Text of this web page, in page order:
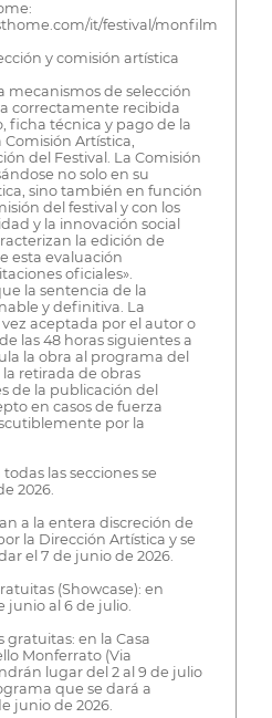
it/festival/monfilmfest
y comisión artística
mecanismos de selección
correctamente recibida
ficha técnica y pago de la
Artística,
del Festival. La Comisión
no solo en su
sino también en función
del festival y con los
y la innovación social
la edición de
esta evaluación
oficiales».
la sentencia de la
y definitiva. La
aceptada por el autor o
las 48 horas siguientes a
la obra al programa del
retirada de obras
de la publicación del
en casos de fuerza
por la
las secciones se
2026.
a la entera discreción de
la Dirección Artística y se
el 7 de junio de 2026.
(Showcase): en
junio al 6 de julio.
gratuitas: en la Casa
Monferrato (Via
lugar del 2 al 9 de julio
que se dará a
junio de 2026.